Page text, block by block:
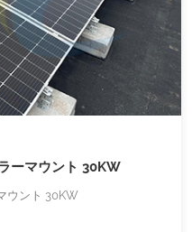
ーマウント 30KW
ウント 30KW